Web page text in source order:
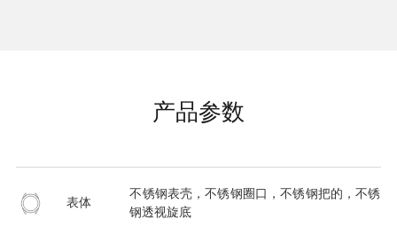
产品参数
表体
不锈钢表壳，不锈钢圈口，不锈钢把的，不锈
钢透视旋底